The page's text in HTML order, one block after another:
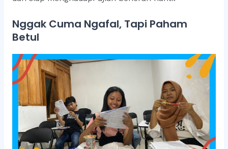
Nggak Cuma Ngafal, Tapi Paham
Betul